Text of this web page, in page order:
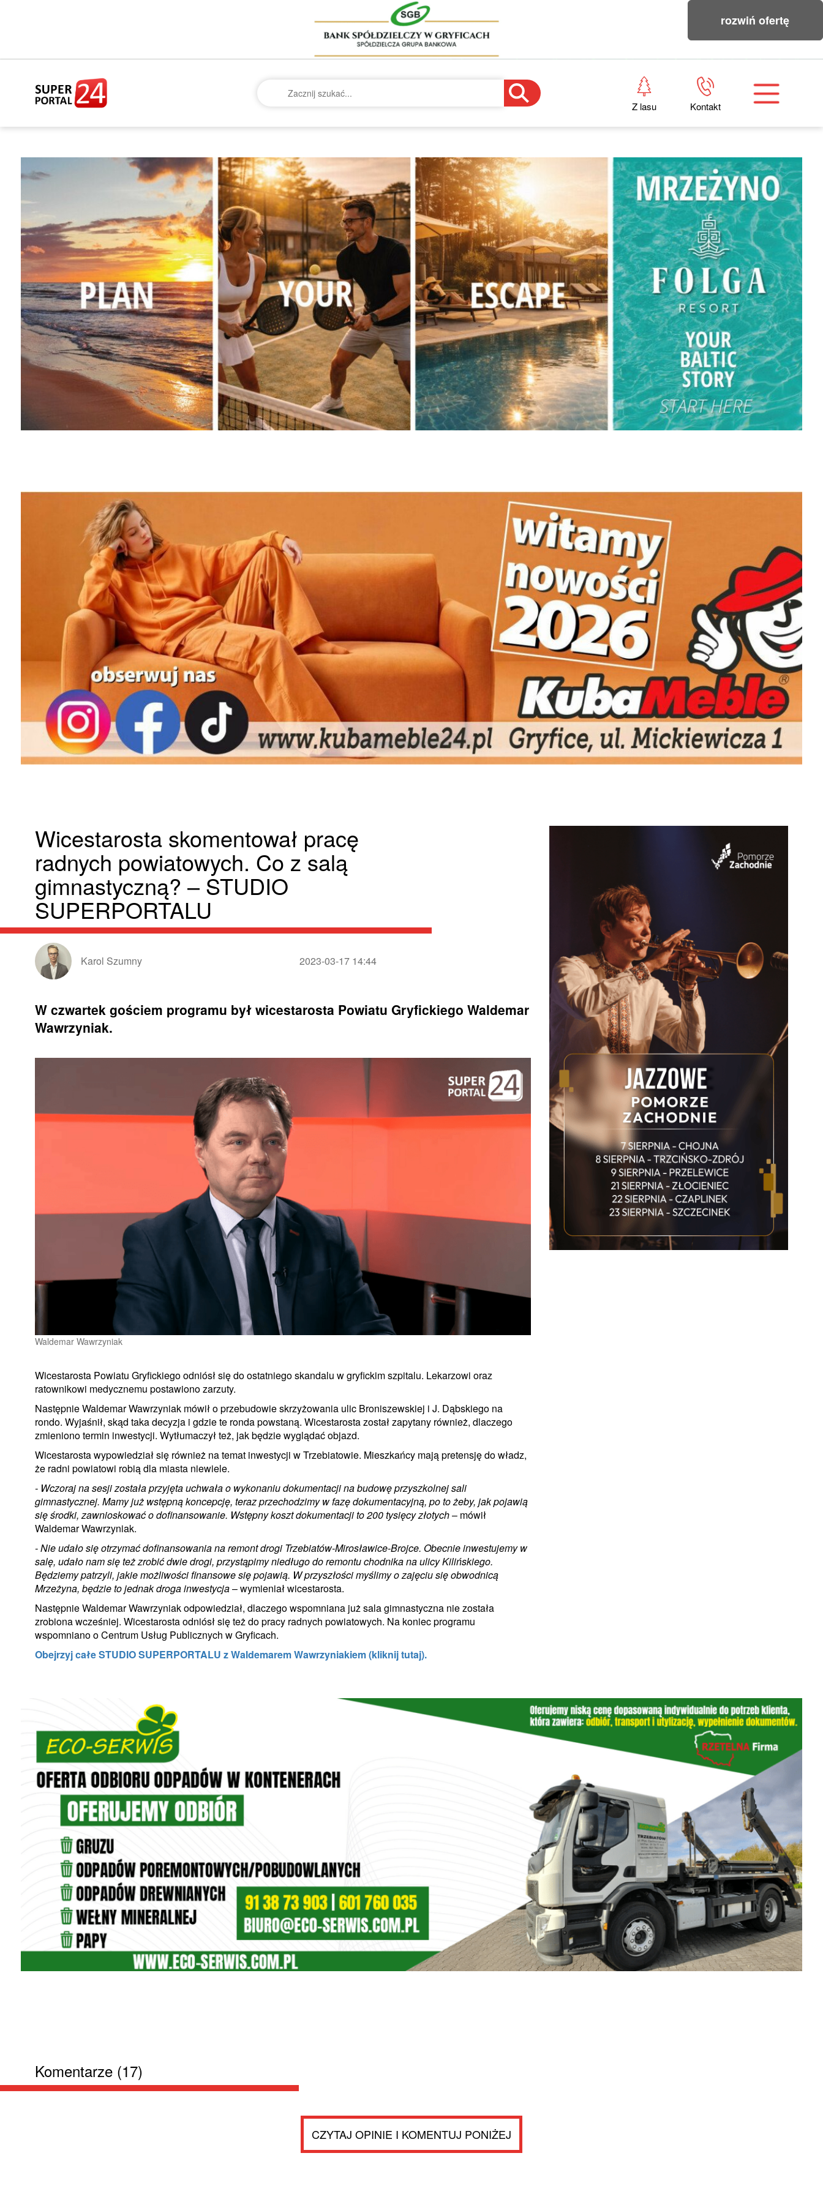
rozwiń ofertę
Z lasu Kontakt
Wicestarosta skomentował pracę
radnych powiatowych. Co z salą
gimnastyczną? – STUDIO
SUPERPORTALU
Karol Szumny 2023-03-17 14:44
W czwartek gościem programu był wicestarosta Powiatu Gryfickiego Waldemar
Wawrzyniak.
Waldemar Wawrzyniak
Wicestarosta Powiatu Gryfickiego odniósł się do ostatniego skandalu w gryfickim szpitalu. Lekarzowi oraz
ratownikowi medycznemu postawiono zarzuty.
Następnie Waldemar Wawrzyniak mówił o przebudowie skrzyżowania ulic Broniszewskiej i J. Dąbskiego na
rondo. Wyjaśnił, skąd taka decyzja i gdzie te ronda powstaną. Wicestarosta został zapytany również, dlaczego
zmieniono termin inwestycji. Wytłumaczył też, jak będzie wyglądać objazd.
Wicestarosta wypowiedział się również na temat inwestycji w Trzebiatowie. Mieszkańcy mają pretensję do władz,
że radni powiatowi robią dla miasta niewiele.
- Wczoraj na sesji została przyjęta uchwała o wykonaniu dokumentacji na budowę przyszkolnej sali
gimnastycznej. Mamy już wstępną koncepcję, teraz przechodzimy w fazę dokumentacyjną, po to żeby, jak pojawią
się środki, zawnioskować o dofinansowanie. Wstępny koszt dokumentacji to 200 tysięcy złotych– mówił
Waldemar Wawrzyniak.
- Nie udało się otrzymać dofinansowania na remont drogi Trzebiatów-Mirosławice-Brojce. Obecnie inwestujemy w
salę, udało nam się też zrobić dwie drogi, przystąpimy niedługo do remontu chodnika na ulicy Kilińskiego.
Będziemy patrzyli, jakie możliwości finansowe się pojawią. W przyszłości myślimy o zajęciu się obwodnicą
Mrzeżyna, będzie to jednak droga inwestycja– wymieniał wicestarosta.
Następnie Waldemar Wawrzyniak odpowiedział, dlaczego wspomniana już sala gimnastyczna nie została
zrobiona wcześniej. Wicestarosta odniósł się też do pracy radnych powiatowych. Na koniec programu
wspomniano o Centrum Usług Publicznych w Gryficach.
Obejrzyj całe STUDIO SUPERPORTALU z Waldemarem Wawrzyniakiem (kliknij tutaj).
Komentarze (17)
CZYTAJ OPINIE I KOMENTUJ PONIŻEJ